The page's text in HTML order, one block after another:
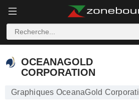
OCEANAGOLD CORPORATION
OCEANAGOLD
CORPORATION
Graphiques OceanaGold